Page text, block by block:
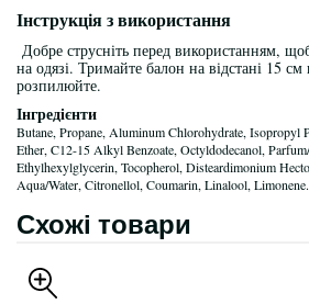
Інструкція з використання
Добре струсніть перед використанням,
на одязі. Тримайте балон на відстані 15 см
розпилюйте.
Інгредієнти
Butane, Propane, Aluminum Chlorohydrate, Isopropyl
Ether, C12-15 Alkyl Benzoate, Octyldodecanol,
Ethylhexylglycerin, Tocopherol, Disteardimonium
Aqua/Water, Citronellol, Coumarin, Linalool, Limonene.
Схожі товари